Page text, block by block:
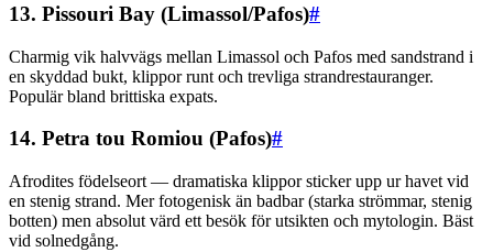
13. Pissouri Bay (Limassol/Pafos)#
Charmig vik halvvägs mellan Limassol och Pafos med sandstrand i
en skyddad bukt, klippor runt och trevliga strandrestauranger.
Populär bland brittiska expats.
14. Petra tou Romiou (Pafos)#
Afrodites födelseort — dramatiska klippor sticker upp ur havet vid
en stenig strand. Mer fotogenisk än badbar (starka strömmar, stenig
botten) men absolut värd ett besök för utsikten och mytologin. Bäst
vid solnedgång.